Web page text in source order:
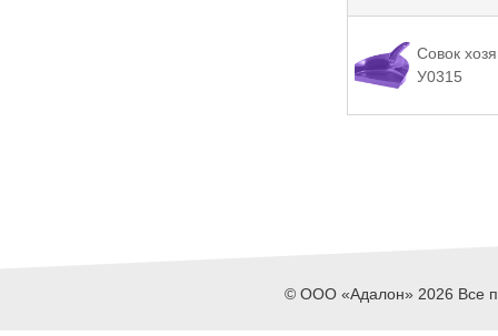
Совок
У0315
© ООО «Адалон» 2026 Все